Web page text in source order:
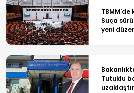
Suça
yeni
Tutuklu